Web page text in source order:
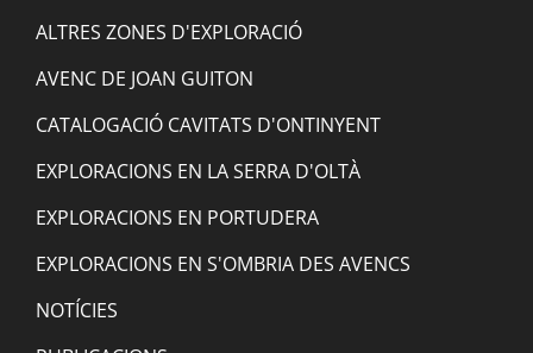
ALTRES ZONES D'EXPLORACIÓ
AVENC DE JOAN GUITON
CATALOGACIÓ CAVITATS D'ONTINYENT
EXPLORACIONS EN LA SERRA D'OLTÀ
EXPLORACIONS EN PORTUDERA
EXPLORACIONS EN S'OMBRIA DES AVENCS
NOTÍCIES